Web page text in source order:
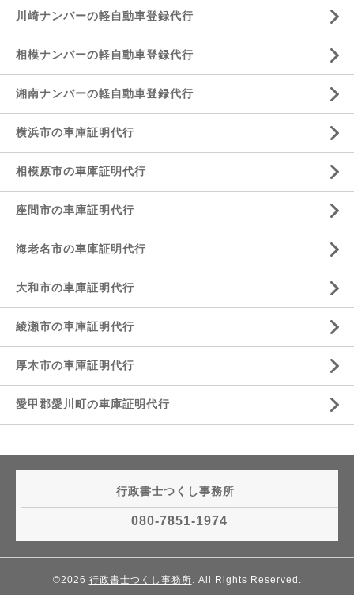
川崎ナンバーの軽自動車登録代行
相模ナンバーの軽自動車登録代行
湘南ナンバーの軽自動車登録代行
横浜市の車庫証明代行
相模原市の車庫証明代行
座間市の車庫証明代行
海老名市の車庫証明代行
大和市の車庫証明代行
綾瀬市の車庫証明代行
厚木市の車庫証明代行
愛甲郡愛川町の車庫証明代行
行政書士つくし事務所
080-7851-1974
©2026 行政書士つくし事務所. All Rights Reserved.